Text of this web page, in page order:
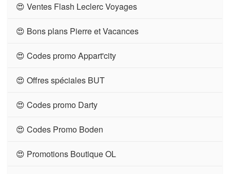
😍 Ventes Flash Leclerc Voyages
😍 Bons plans Pierre et Vacances
😍 Codes promo Appart'city
😍 Offres spéciales BUT
😍 Codes promo Darty
😍 Codes Promo Boden
😍 Promotions Boutique OL